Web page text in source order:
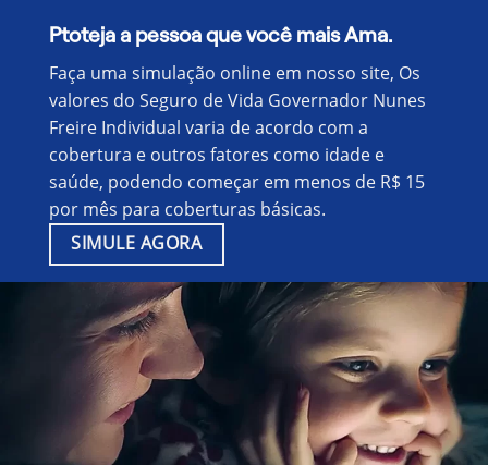
Ptoteja a pessoa que você mais Ama.
Faça uma simulação online em nosso site, Os
valores do Seguro de Vida Governador Nunes
Freire Individual varia de acordo com a
cobertura e outros fatores como idade e
saúde, podendo começar em menos de R$ 15
por mês para coberturas básicas.
SIMULE AGORA